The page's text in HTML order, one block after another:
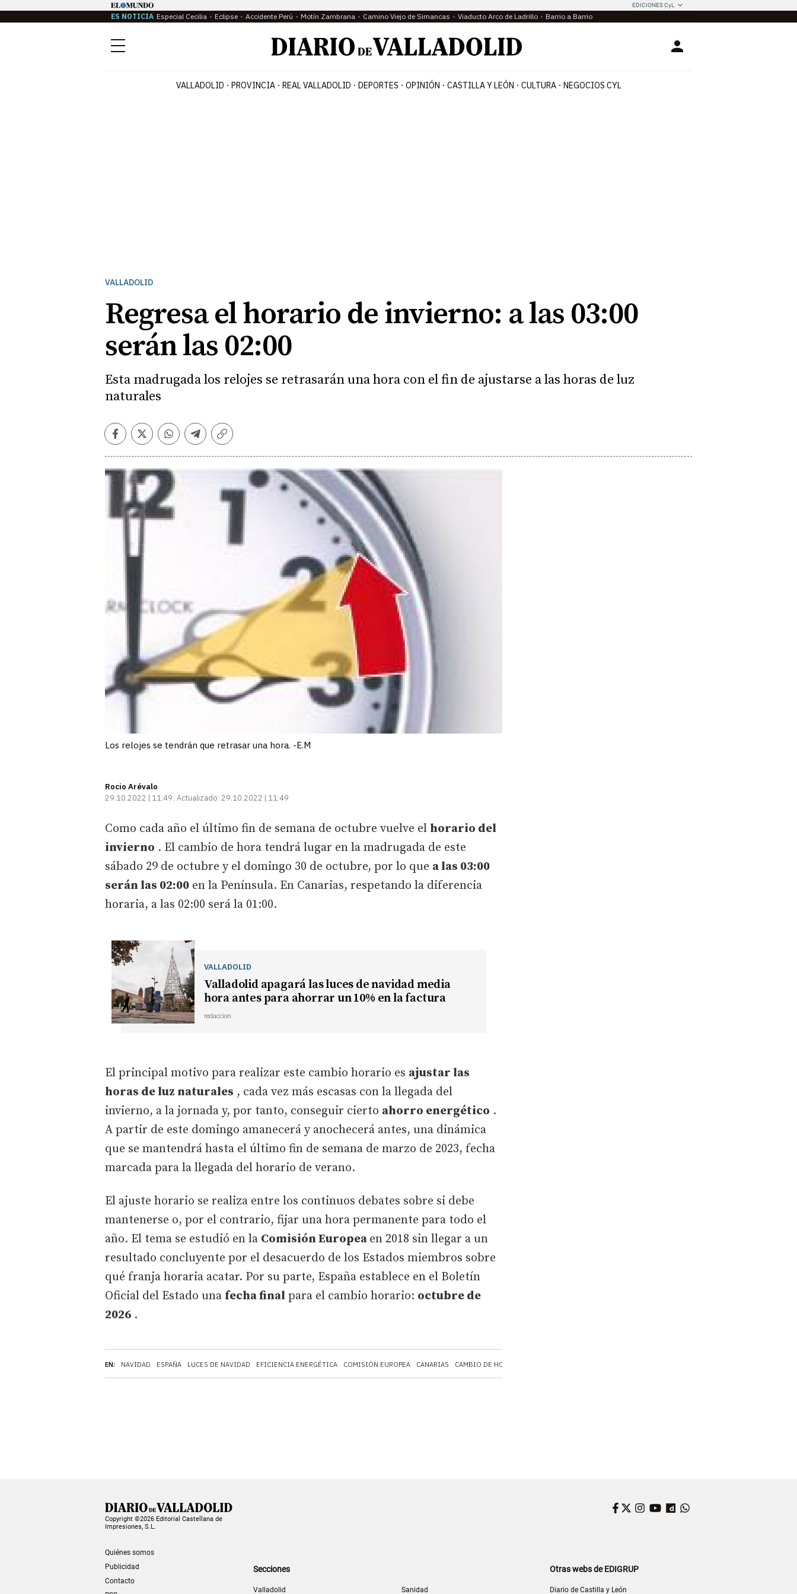
EDICIONES CyL
ES NOTICIA Especial Cecilia Eclipse Accidente Perú Motín Zambrana Camino Viejo de Simancas Viaducto Arco de Ladrillo Barrio a Barrio
Menú Login
VALLADOLID PROVINCIA REAL VALLADOLID DEPORTES OPINIÓN CASTILLA Y LEÓN CULTURA NEGOCIOS CYL
VALLADOLID
Regresa el horario de invierno: a las 03:00
serán las 02:00
Esta madrugada los relojes se retrasarán una hora con el fin de ajustarse a las horas de luz
naturales
Facebook
TwitterWhatsapp
Telegram
Copiar
Los relojes se tendrán que retrasar una hora. -E.M
Rocio Arévalo
29.10.2022 | 11:49 Actualizado: 29.10.2022 | 11:49
EN: NAVIDAD ESPAÑA LUCES DE NAVIDAD EFICIENCIA ENERGÉTICA COMISIÓN EUROPEA CANARIAS CAMBIO DE HORA
Como cada año el último fin de semana de octubre vuelve el horario del
invierno . El cambio de hora tendrá lugar en la madrugada de este
sábado 29 de octubre y el domingo 30 de octubre, por lo que a las 03:00
serán las 02:00 en la Península. En Canarias, respetando la diferencia
horaria, a las 02:00 será la 01:00.
VALLADOLID
Valladolid apagará las luces de navidad media
hora antes para ahorrar un 10% en la factura
redaccion
El principal motivo para realizar este cambio horario es ajustar las
horas de luz naturales , cada vez más escasas con la llegada del
invierno, a la jornada y, por tanto, conseguir cierto ahorro energético .
A partir de este domingo amanecerá y anochecerá antes, una dinámica
que se mantendrá hasta el último fin de semana de marzo de 2023, fecha
marcada para la llegada del horario de verano.
El ajuste horario se realiza entre los continuos debates sobre si debe
mantenerse o, por el contrario, fijar una hora permanente para todo el
año. El tema se estudió en la Comisión Europea en 2018 sin llegar a un
resultado concluyente por el desacuerdo de los Estados miembros sobre
qué franja horaria acatar. Por su parte, España establece en el Boletín
Oficial del Estado una fecha final para el cambio horario: octubre de
2026 .
Copyright ©2026 Editorial Castellana de
Impresiones, S.L.
Quiénes somos
Publicidad
Contacto
Facebook
Twitter
Instagram
YouTube
Dailymotion
Secciones
Valladolid Sanidad
Otras webs de EDIGRUP
Diario de Castilla y León